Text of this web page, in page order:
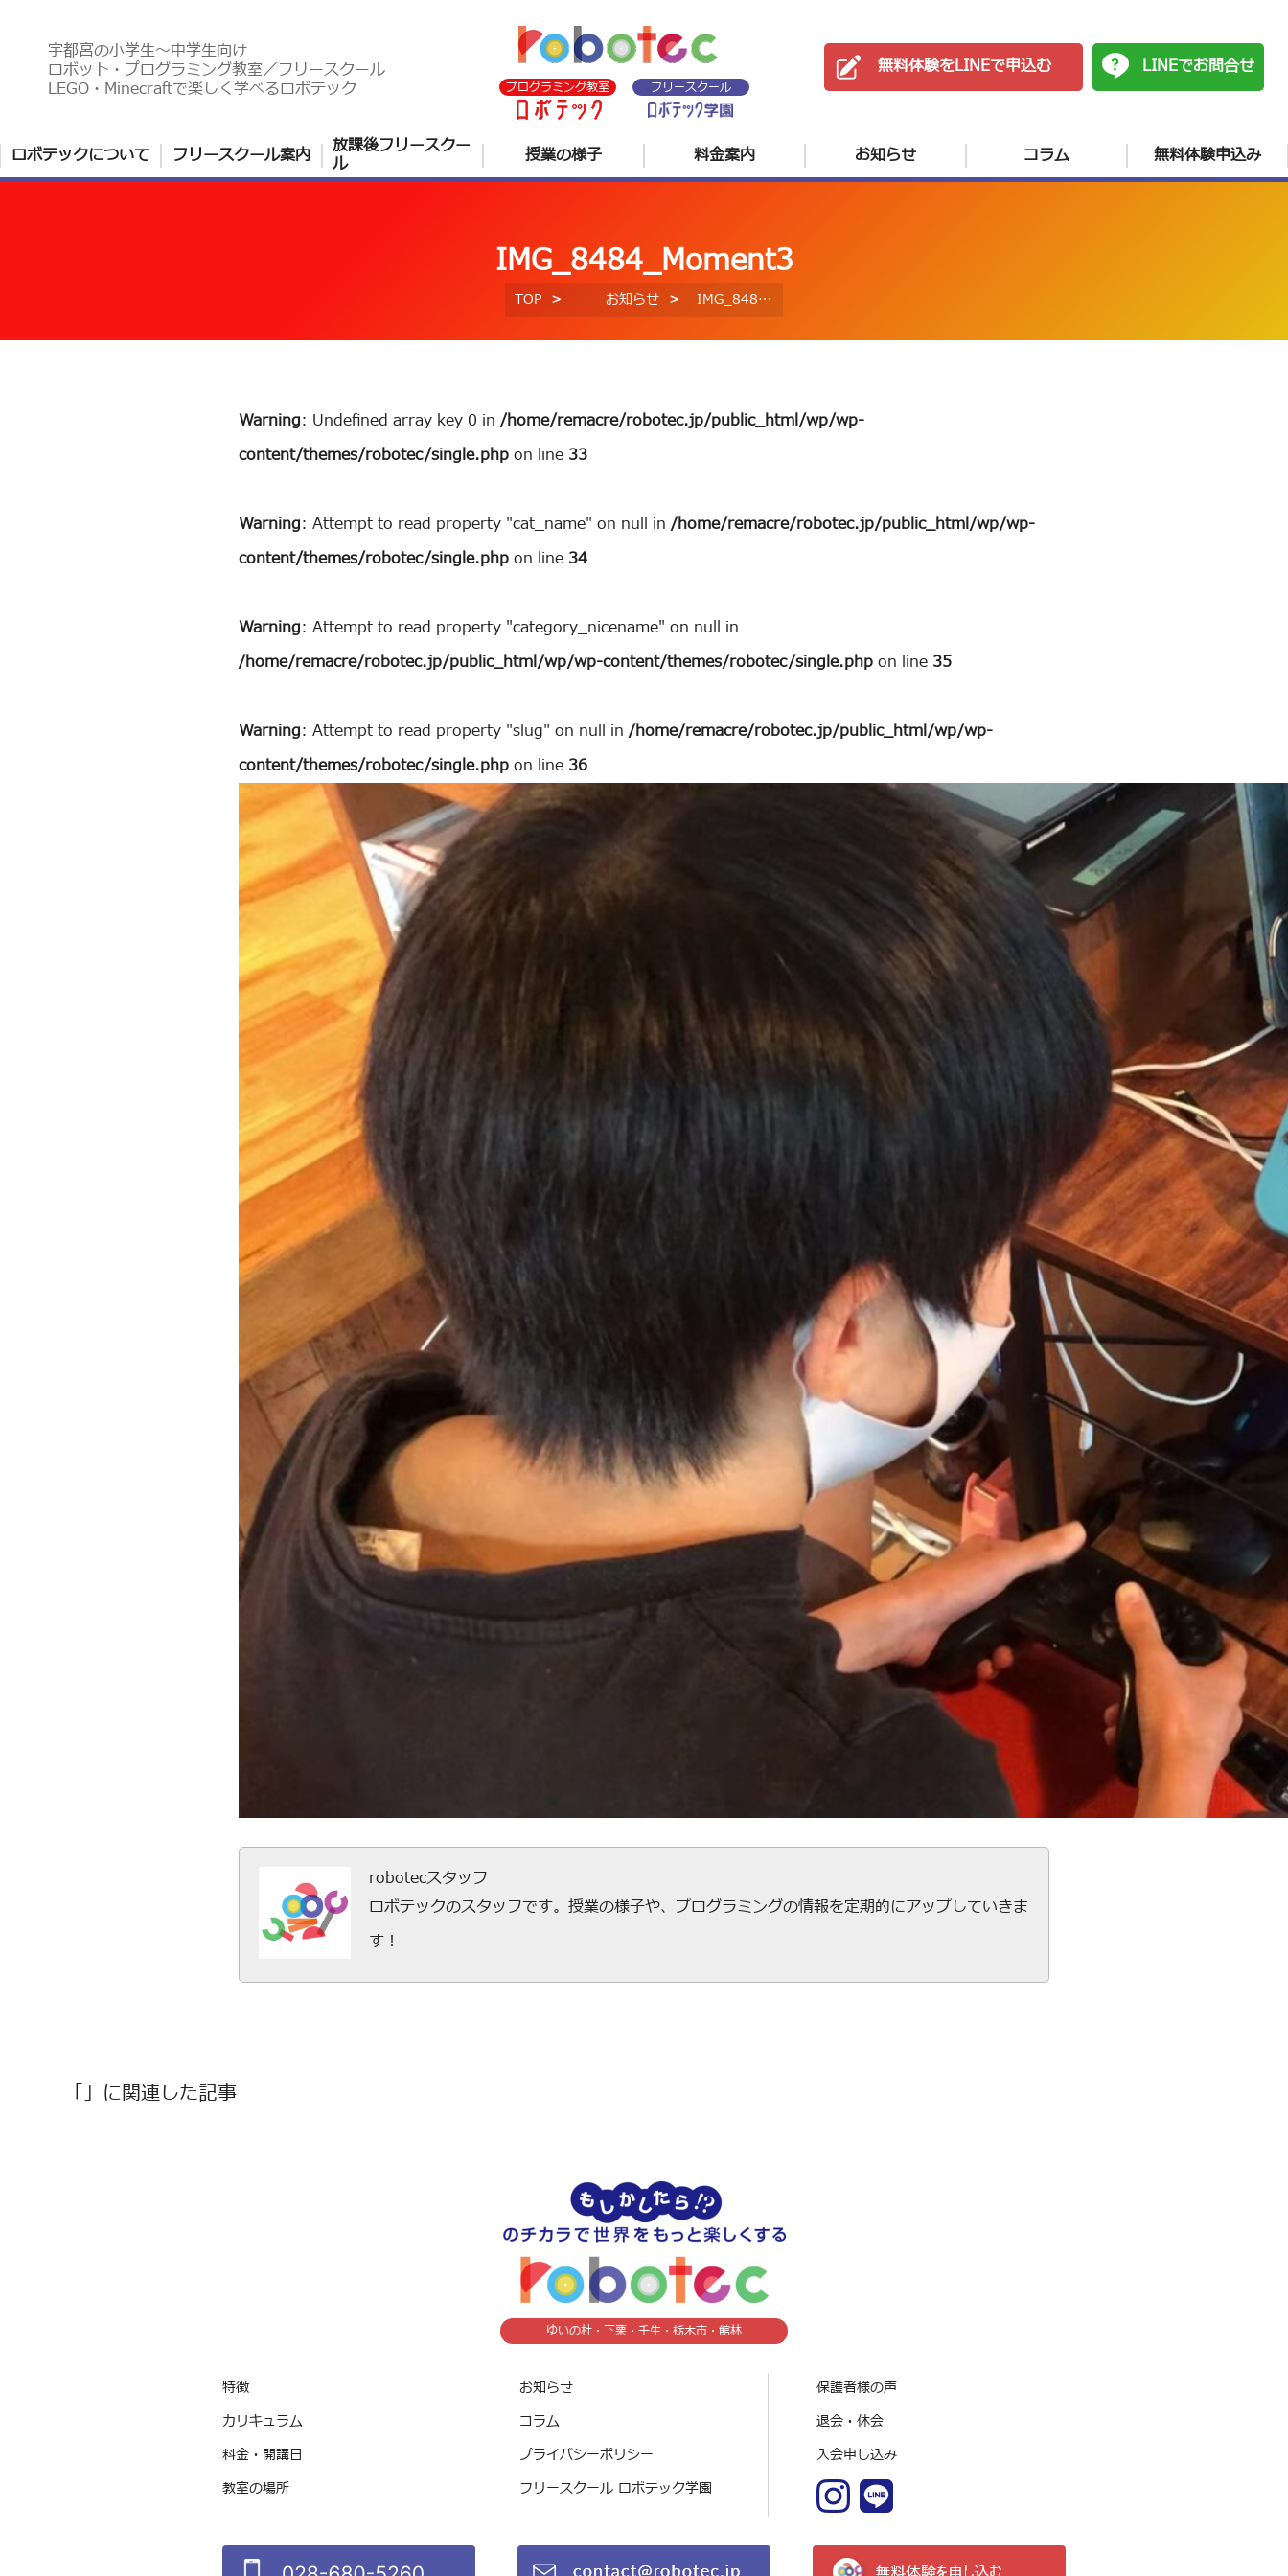
宇都宮の小学生〜中学生向け
ロボット・プログラミング教室／フリースクール
LEGO・Minecraftで楽しく学べるロボテック
プログラミング教室 フリースクール
無料体験をLINEで申込む LINEでお問合せ
ロボテックについて フリースクール案内 放課後フリースクー
ル 授業の様子 料金案内 お知らせ コラム 無料体験申込み
IMG_8484_Moment3
TOP お知らせ IMG_8484_Moment3
Warning: Undefined array key 0 in/home/remacre/robotec.jp/public_html/wp/wp-
content/themes/robotec/single.php on line 33
Warning: Attempt to read property "cat_name" on null in/home/remacre/robotec.jp/public_html/wp/wp-
content/themes/robotec/single.php on line 34
Warning: Attempt to read property "category_nicename" on null in
/home/remacre/robotec.jp/public_html/wp/wp-content/themes/robotec/single.php on line 35
Warning: Attempt to read property "slug" on null in/home/remacre/robotec.jp/public_html/wp/wp-
content/themes/robotec/single.php on line 36
robotecスタッフ
ロボテックのスタッフです。授業の様子や、プログラミングの情報を定期的にアップしていきま
す！
「」に関連した記事
ゆいの杜・下栗・壬生・栃木市・館林
特徴
カリキュラム
料金・開講日
教室の場所
お知らせ
コラム
プライバシーポリシー
フリースクール ロボテック学園
保護者様の声
退会・休会
入会申し込み